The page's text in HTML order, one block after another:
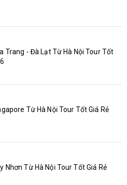
Trang - Đà Lạt Từ Hà Nội Tour Tốt
Từ Hà Nội Tour Tốt Giá Rẻ
Nhơn Từ Hà Nội Tour Tốt Giá Rẻ